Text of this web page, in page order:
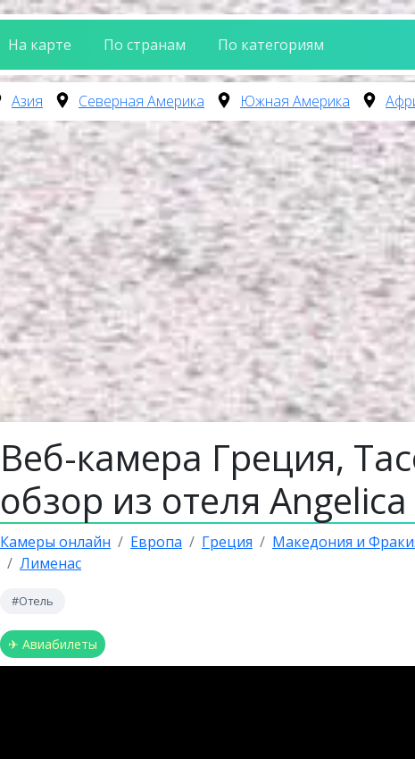
На карте По странам По категориям
Азия Северная Америка Южная Америка
Веб-камера Греция,
обзор из отеля Angelica
Камеры онлайн Европа Греция Македония и
Лименас
#Отель
✈ Авиабилеты